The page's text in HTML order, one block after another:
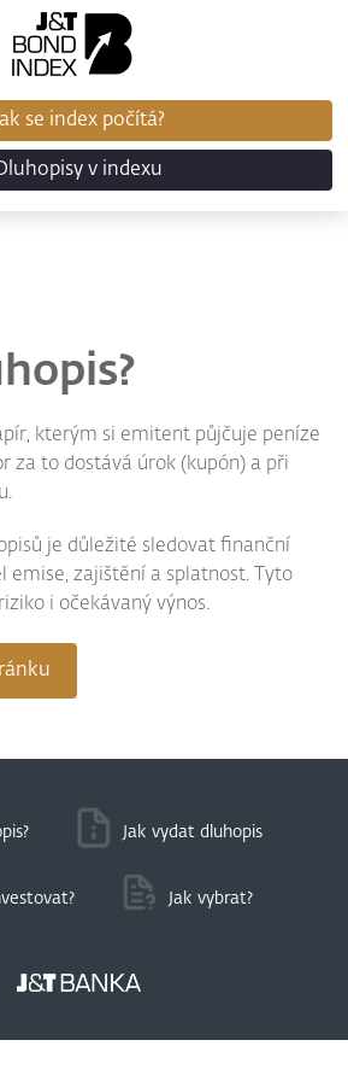
se index počítá?
v indexu
kterým si emitent půjčuje peníze
za to dostává úrok (kupón) a při
je důležité sledovat finanční
emise, zajištění a splatnost. Tyto
i očekávaný výnos.
Jak vydat dluhopis
Jak vybrat?